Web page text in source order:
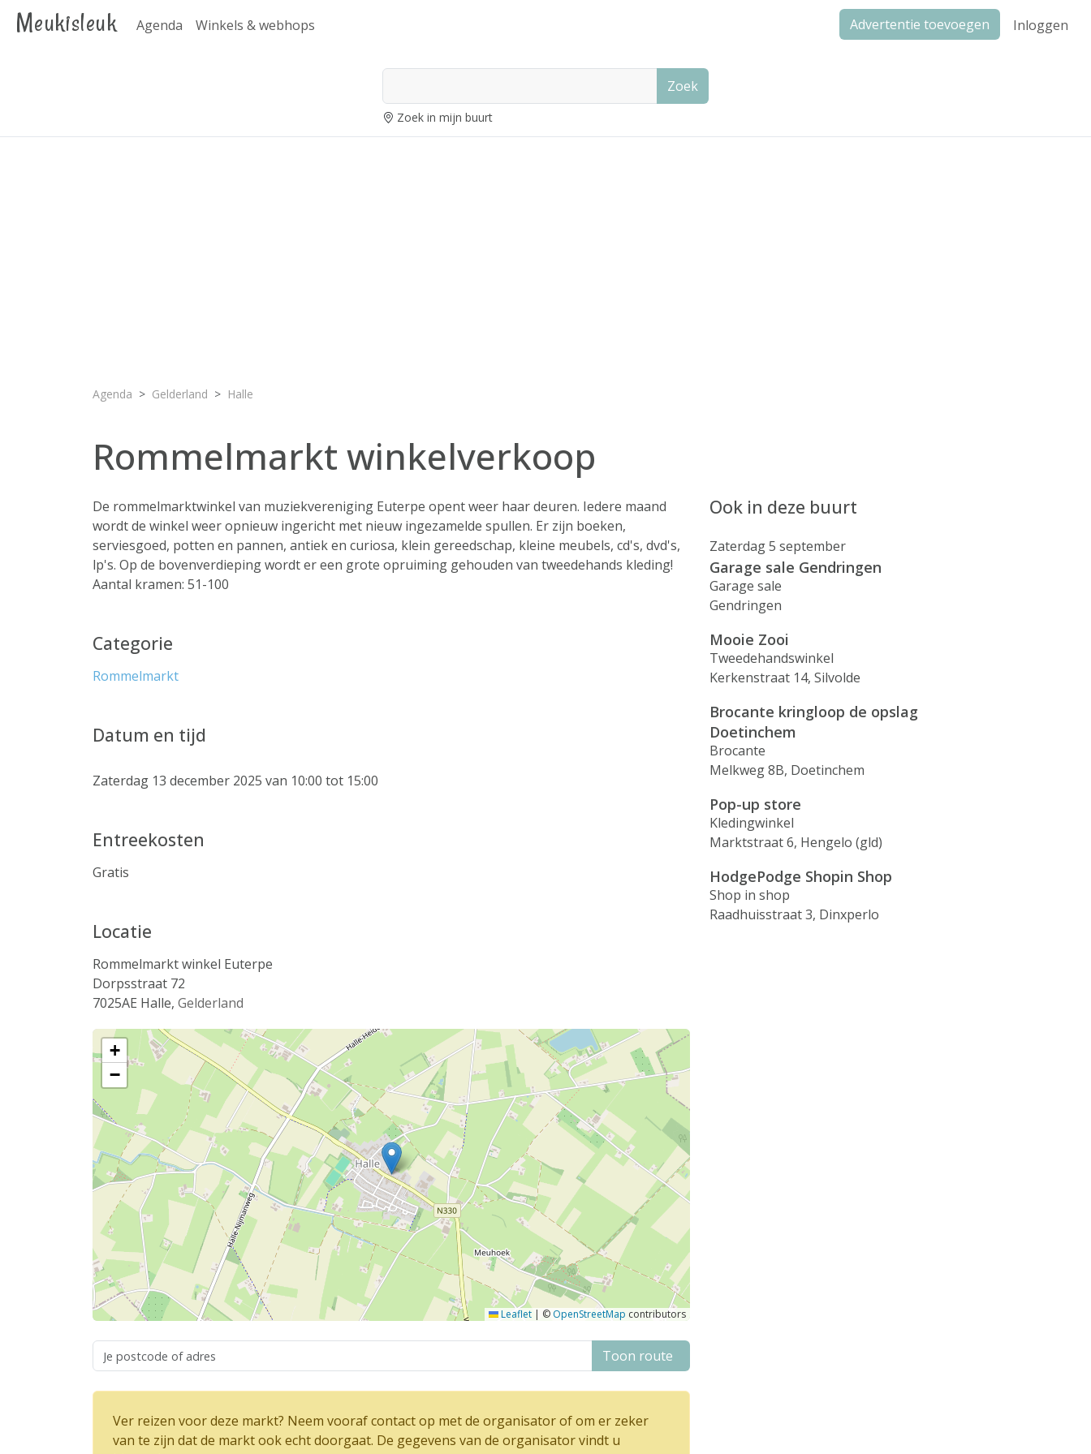
Meukisleuk Agenda Winkels & webhops Advertentie toevoegen Inloggen
Zoek
Zoek in mijn buurt
Agenda Gelderland Halle
Rommelmarkt winkelverkoop
De rommelmarktwinkel van muziekvereniging Euterpe opent weer haar deuren. Iedere maand
wordt de winkel weer opnieuw ingericht met nieuw ingezamelde spullen. Er zijn boeken,
serviesgoed, potten en pannen, antiek en curiosa, klein gereedschap, kleine meubels, cd's, dvd's,
lp's. Op de bovenverdieping wordt er een grote opruiming gehouden van tweedehands kleding!
Aantal kramen: 51-100
Categorie
Rommelmarkt
Datum en tijd
Zaterdag 13 december 2025 van 10:00 tot 15:00
Entreekosten
Gratis
Locatie
Rommelmarkt winkel Euterpe
Dorpsstraat 72
7025AE Halle, Gelderland
+
−
Leaflet | © OpenStreetMap contributors
Toon route
Ver reizen voor deze markt? Neem vooraf contact op met de organisator of om er zeker
van te zijn dat de markt ook echt doorgaat. De gegevens van de organisator vindt u
Ook in deze buurt
Zaterdag 5 september
Garage sale Gendringen
Garage sale
Gendringen
Mooie Zooi
Tweedehandswinkel
Kerkenstraat 14, Silvolde
Brocante kringloop de opslag
Doetinchem
Brocante
Melkweg 8B, Doetinchem
Pop-up store
Kledingwinkel
Marktstraat 6, Hengelo (gld)
HodgePodge Shopin Shop
Shop in shop
Raadhuisstraat 3, Dinxperlo